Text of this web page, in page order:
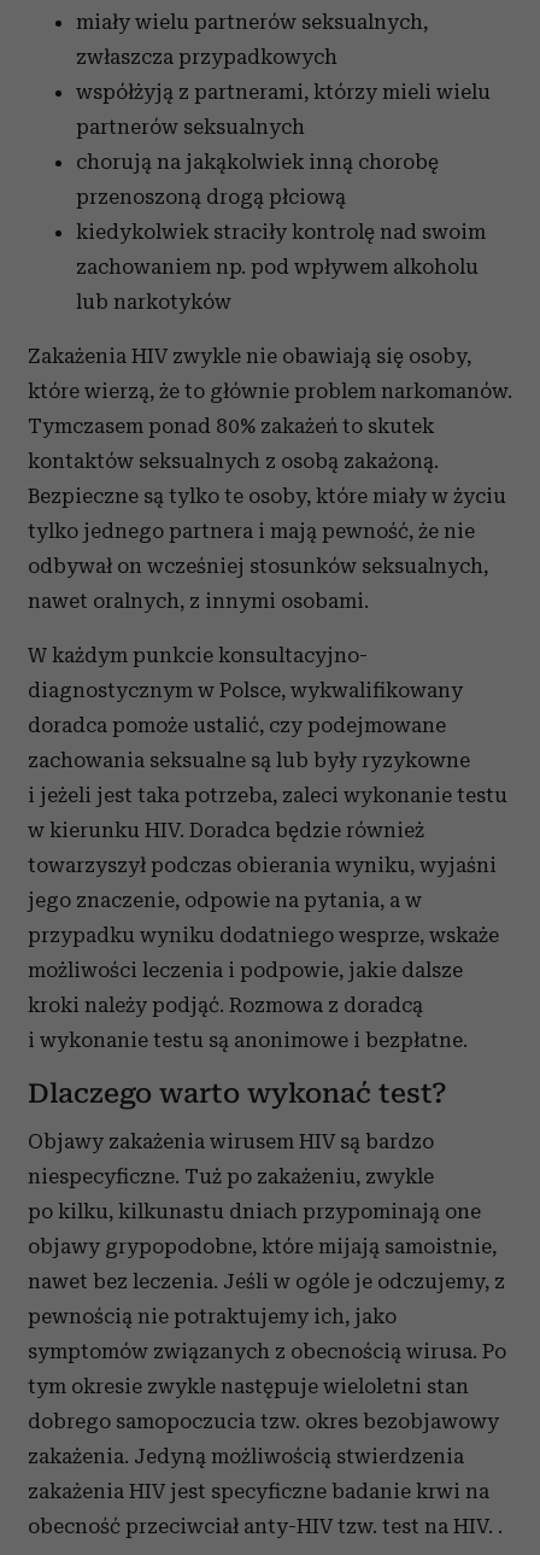
miały wielu partnerów seksualnych,
zwłaszcza przypadkowych
współżyją z partnerami, którzy mieli wielu
partnerów seksualnych
chorują na jakąkolwiek inną chorobę
przenoszoną drogą płciową
kiedykolwiek straciły kontrolę nad swoim
zachowaniem np. pod wpływem alkoholu
lub narkotyków
Zakażenia HIV zwykle nie obawiają się osoby,
które wierzą, że to głównie problem narkomanów.
Tymczasem ponad 80% zakażeń to skutek
kontaktów seksualnych z osobą zakażoną.
Bezpieczne są tylko te osoby, które miały w życiu
tylko jednego partnera i mają pewność, że nie
odbywał on wcześniej stosunków seksualnych,
nawet oralnych, z innymi osobami.
W każdym punkcie konsultacyjno-
diagnostycznym w Polsce, wykwalifikowany
doradca pomoże ustalić, czy podejmowane
zachowania seksualne są lub były ryzykowne
i jeżeli jest taka potrzeba, zaleci wykonanie testu
w kierunku HIV. Doradca będzie również
towarzyszył podczas obierania wyniku, wyjaśni
jego znaczenie, odpowie na pytania, a w
przypadku wyniku dodatniego wesprze, wskaże
możliwości leczenia i podpowie, jakie dalsze
kroki należy podjąć. Rozmowa z doradcą
i wykonanie testu są anonimowe i bezpłatne.
Dlaczego warto wykonać test?
Objawy zakażenia wirusem HIV są bardzo
niespecyficzne. Tuż po zakażeniu, zwykle
po kilku, kilkunastu dniach przypominają one
objawy grypopodobne, które mijają samoistnie,
nawet bez leczenia. Jeśli w ogóle je odczujemy, z
pewnością nie potraktujemy ich, jako
symptomów związanych z obecnością wirusa. Po
tym okresie zwykle następuje wieloletni stan
dobrego samopoczucia tzw. okres bezobjawowy
zakażenia. Jedyną możliwością stwierdzenia
zakażenia HIV jest specyficzne badanie krwi na
obecność przeciwciał anty-HIV tzw. test na HIV. .